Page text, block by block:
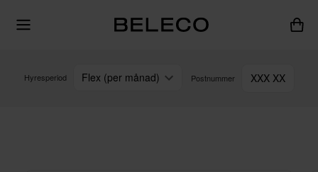
Hyresperiod Flex (per månad) Postnummer XXX XX